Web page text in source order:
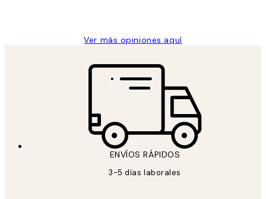
Ver más opiniones aquí
ENVÍOS RÁPIDOS
3-5 días laborales